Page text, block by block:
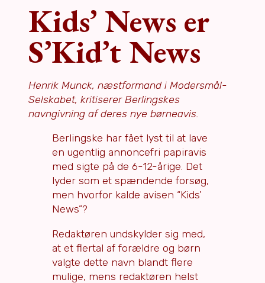
Kids’ News er
S’Kid’t News
Henrik Munck, næstformand i Modersmål-
Selskabet, kritiserer Berlingskes
navngivning af deres nye børneavis.
Berlingske har fået lyst til at lave
en ugentlig annoncefri papiravis
med sigte på de 6-12-årige. Det
lyder som et spændende forsøg,
men hvorfor kalde avisen “Kids’
News”?
Redaktøren undskylder sig med,
at et flertal af forældre og børn
valgte dette navn blandt flere
mulige, mens redaktøren helst